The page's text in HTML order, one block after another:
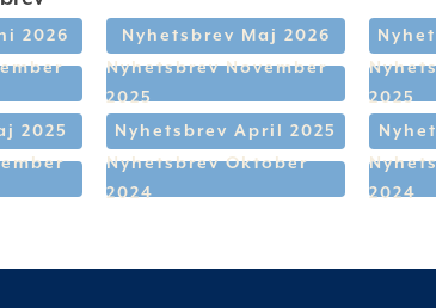
2026 Nyhetsbrev Maj 2026
Nyhetsbrev November
2025
2025
2025 Nyhetsbrev April 2025
Nyhetsbrev Oktober
2024
2024